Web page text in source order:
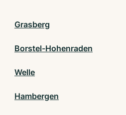
Grasberg
Borstel-Hohenraden
Welle
Hambergen